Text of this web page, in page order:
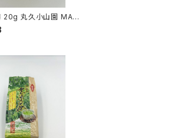
20g 丸久小山園 MAT